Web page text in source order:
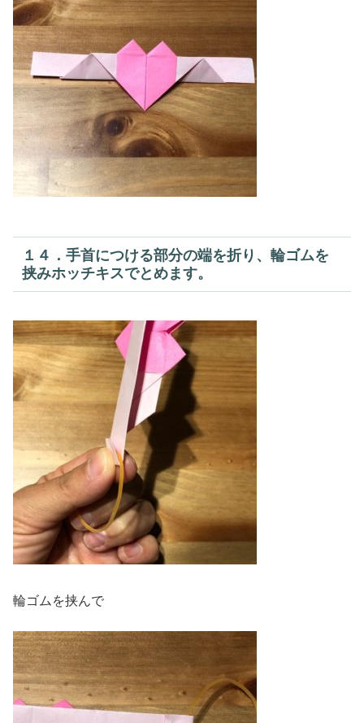
１４．手首につける部分の端を折り、輪ゴムを
挟みホッチキスでとめます。
輪ゴムを挟んで